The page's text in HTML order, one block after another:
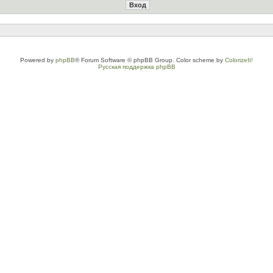
Powered by phpBB® Forum Software © phpBB Group. Color scheme by ColorizeIt!
Русская поддержка phpBB